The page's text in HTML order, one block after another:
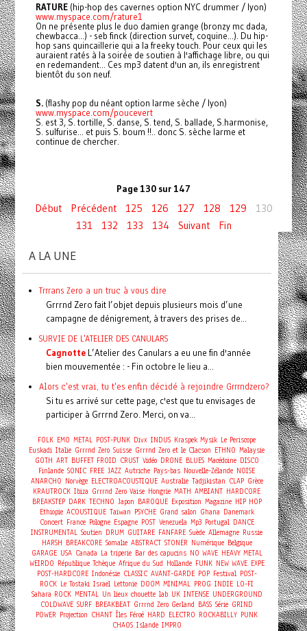
RATURE(hip-hop des cavernes option NYC drummer / lyon)
www.myspace.com/rature1
On ne présente plus le duo damien grange (bronzy mc dada,
chewbacca...) - seb finck (direction survet, coquine...). Du hip-
hop sans quincaillerie qui a la freeky touch. Pour ceux qui les
auraient ratés à la soirée de soutien à l'affichage libre, ou qui
en redemandent... Ces mp3 datent d'un an, ils enregistrent
bientôt du son neuf.
S.(flashy pop du néant option larme sèche / lyon)
www.myspace.com/poucevert
S. est 3, S. tortille, S. danse, S. tend, S. ballade, S.harmonise,
S. sulfurise... et puis S. boum !!.. donc S. sèche larme et
continue de chercher.
Page 130 sur 147
Début Précédent 125 126 127 128 129
130
131
132 133 134 Suivant Fin
A LA UNE
Trrrans Zero a un truc à vous dire
Grrrnd Zero fait l’objet depuis plusieurs mois d’une
campagne de dénigrement, à travers des prises de...
SURVIE DE L'ATELIER DES CANULARS
CagnotteL’Atelier des Canulars a eu une fin d'année
bien mouvementée : - Fin octobre le lieu a...
Alors c'est vrai, tu t'es enfin décidé à rejoindre Grrrndzero?
Si tu es arrivé sur cette page, c'est que tu envisages de
participer à Grrrnd Zero. Merci, on va...
FOLK EMO METAL POST-PUNK Divx INDUS Kraspek Mysik Le Periscope
Euskadi Italie Grrrnd Zero Suisse Grrrnd Zero et le Clacson ETHNO Malaysie
GOTH ART BUFFET FROID CRUST Vidéo DRONE BLUES Macédoine DISCO
Finlande SONIC FREE JAZZ Autriche Pays-bas Nouvelle-Zélande NOISE
ANARCHO Norvège ELECTROACOUSTIQUE Australie Tadjikistan CLAP Grèce
KRAUTROCK Ibiza Grrrnd Zero Vaise Hongrie MATH AMBIANT HARDCORE
BREAKSTEP DARK TECHNO Japon BAROQUE Exposition Magazine HIP HOP
Ethiopie ACOUSTIQUE Taiwan PSYCHE Grand salon Ghana Danemark
Concert France Pologne Espagne POST Venezuela Mp3 Portugal DANCE
INSTRUMENTAL Soutien DRUM GUITARE FANFARE Suède Allemagne Russie
HARSH BREAKCORE Somalie ABSTRACT STONER Numérique Belgique
GARAGE USA Canada La triperie Bar des capucins NO WAVE HEAVY METAL
WEIRDO République Tchèque Afrique du Sud Hollande FUNK NEW WAVE EXPE
POST-HARDCORE Indonésie CLASSIC AVANT-GARDE POP Festival POST-
ROCK Le Tostaki Israel Lettonie DOOM MINIMAL PROG INDIE LO-FI
Sahara ROCK MENTAL Un lieux chouette lab UK INTENSE UNDERGROUND
COLDWAVE SURF BREAKBEAT Grrrnd Zero Gerland BASS Série GRIND
POWER Projection CHANT Îles Féroé HARD ELECTRO ROCKABILLY PUNK
CHAOS Islande IMPRO